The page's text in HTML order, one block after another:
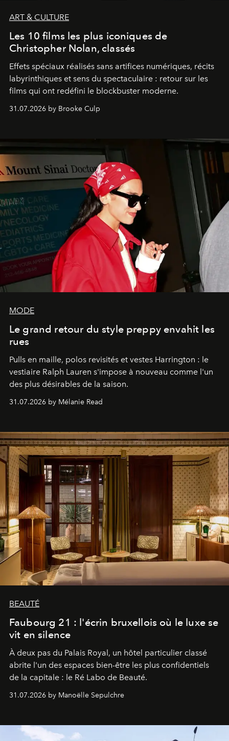
ART & CULTURE
Les 10 films les plus iconiques de
Christopher Nolan, classés
Effets spéciaux réalisés sans artifices numériques, récits
labyrinthiques et sens du spectaculaire : retour sur les
films qui ont redéfini le blockbuster moderne.
31.07.2026 by Brooke Culp
MODE
Le grand retour du style preppy envahit les
rues
Pulls en maille, polos revisités et vestes Harrington : le
vestiaire Ralph Lauren s'impose à nouveau comme l'un
des plus désirables de la saison.
31.07.2026 by Mélanie Read
BEAUTÉ
Faubourg 21 : l'écrin bruxellois où le luxe se
vit en silence
À deux pas du Palais Royal, un hôtel particulier classé
abrite l'un des espaces bien-être les plus confidentiels
de la capitale : le Ré Labo de Beauté.
31.07.2026 by Manoëlle Sepulchre